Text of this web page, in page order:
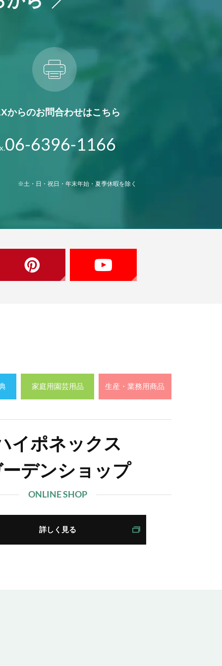
からのお問合わせはこちら
06-6396-1166
※土・日・祝日・年末年始・夏季休暇を除く
家庭用園芸用品 生産・業務用商品
イポネックス
デンショップ
ONLINE SHOP
詳しく見る